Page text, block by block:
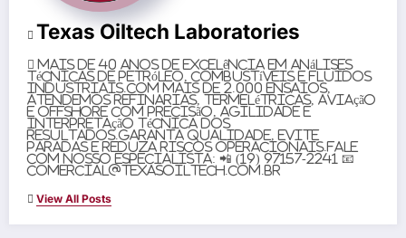
Texas Oiltech Laboratories
Mais de 40 anos de excelência em análises
técnicas de petróleo, combustíveis e fluidos
industriais.Com mais de 2.000 ensaios,
atendemos refinarias, termelétricas, aviação
e offshore com precisão, agilidade e
interpretação técnica dos
resultados.Garanta qualidade, evite
paradas e reduza riscos operacionais.Fale
com nosso especialista: 📲 (19) 97157-2241 📧
comercial@texasoiltech.com.br
View All Posts